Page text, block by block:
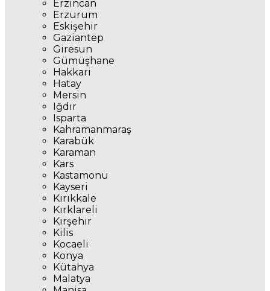
Erzincan
Erzurum
Eskişehir
Gaziantep
Giresun
Gümüşhane
Hakkari
Hatay
Mersin
Iğdır
Isparta
Kahramanmaraş
Karabük
Karaman
Kars
Kastamonu
Kayseri
Kırıkkale
Kırklareli
Kırşehir
Kilis
Kocaeli
Konya
Kütahya
Malatya